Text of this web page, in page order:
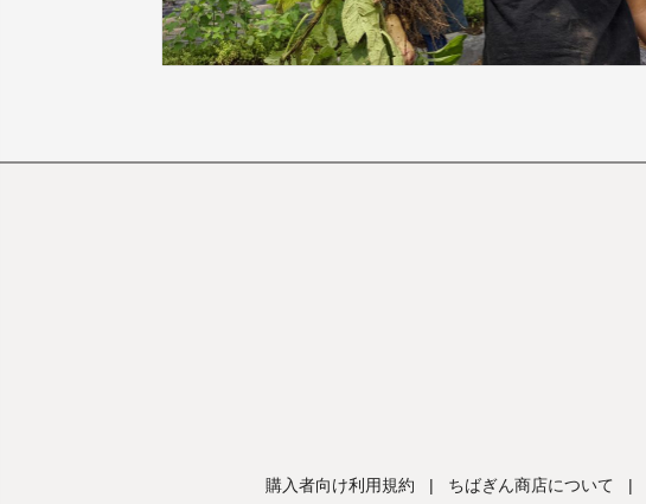
購入者向け利用規約 | ちばぎん商店について |